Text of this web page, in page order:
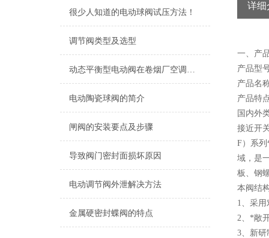
很少人知道的电动球阀试压方法！
调节阀类型及选型
动态平衡型电动阀在卷烟厂空调水系统中的应用
电动陶瓷球阀的简介
闸阀的安装要点及步骤
导致阀门密封面损坏原因
电动调节阀外泄解决方法
金属硬密封蝶阀的特点
详细
一、产
产品型
产品名
产品特
国内外
接近开
F）系
域，是
板、钢
本阀结
1、采
2、*敞
3、新研